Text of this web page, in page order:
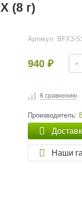
(8 г)
Артикул: BFX3-
940₽ -
К сравнению
Производитель:
Наши